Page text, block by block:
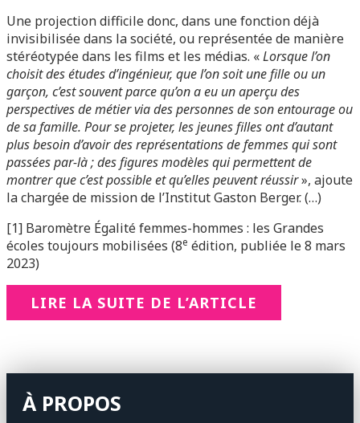
Une projection difficile donc, dans une fonction déjà
invisibilisée dans la société, ou représentée de manière
stéréotypée dans les films et les médias. «Lorsque l’on
choisit des études d’ingénieur, que l’on soit une fille ou un
garçon, c’est souvent parce qu’on a eu un aperçu des
perspectives de métier via des personnes de son entourage ou
de sa famille. Pour se projeter, les jeunes filles ont d’autant
plus besoin d’avoir des représentations de femmes qui sont
passées par-là ; des figures modèles qui permettent de
montrer que c’est possible et qu’elles peuvent réussir», ajoute
la chargée de mission de l’Institut Gaston Berger. (…)
[1] Baromètre Égalité femmes-hommes : les Grandes
écoles toujours mobilisées (8e édition, publiée le 8 mars
2023)
LIRE LA SUITE DE L’ARTICLE
À PROPOS